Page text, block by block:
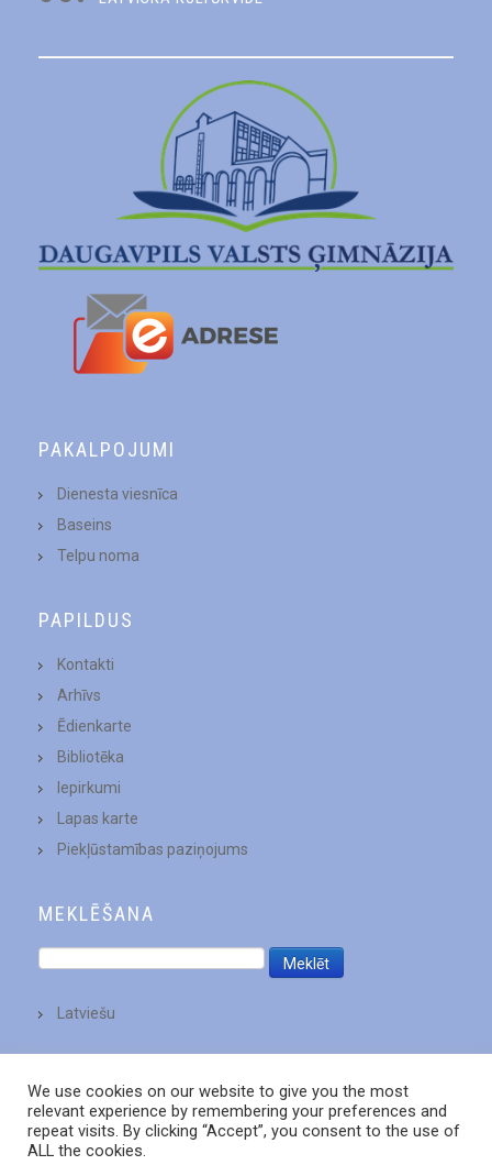
PAKALPOJUMI
Dienesta viesnīca
Baseins
Telpu noma
PAPILDUS
Kontakti
Arhīvs
Ēdienkarte
Bibliotēka
Iepirkumi
Lapas karte
Piekļūstamības paziņojums
MEKLĒŠANA
Latviešu
We use cookies on our website to give you the most
relevant experience by remembering your preferences and
repeat visits. By clicking “Accept”, you consent to the use of
ALL the cookies.